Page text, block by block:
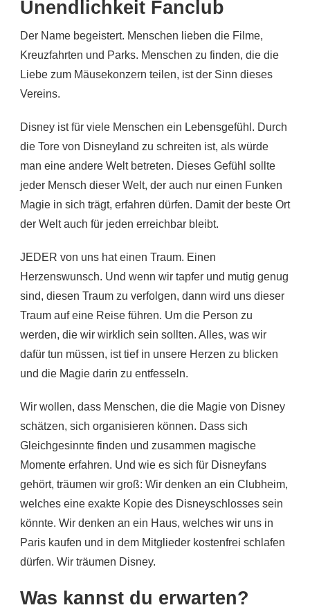
Unendlichkeit Fanclub
Der Name begeistert. Menschen lieben die Filme,
Kreuzfahrten und Parks. Menschen zu finden, die die
Liebe zum Mäusekonzern teilen, ist der Sinn dieses
Vereins.
Disney ist für viele Menschen ein Lebensgefühl. Durch
die Tore von Disneyland zu schreiten ist, als würde
man eine andere Welt betreten. Dieses Gefühl sollte
jeder Mensch dieser Welt, der auch nur einen Funken
Magie in sich trägt, erfahren dürfen. Damit der beste Ort
der Welt auch für jeden erreichbar bleibt.
JEDER von uns hat einen Traum. Einen
Herzenswunsch. Und wenn wir tapfer und mutig genug
sind, diesen Traum zu verfolgen, dann wird uns dieser
Traum auf eine Reise führen. Um die Person zu
werden, die wir wirklich sein sollten. Alles, was wir
dafür tun müssen, ist tief in unsere Herzen zu blicken
und die Magie darin zu entfesseln.
Wir wollen, dass Menschen, die die Magie von Disney
schätzen, sich organisieren können. Dass sich
Gleichgesinnte finden und zusammen magische
Momente erfahren. Und wie es sich für Disneyfans
gehört, träumen wir groß: Wir denken an ein Clubheim,
welches eine exakte Kopie des Disneyschlosses sein
könnte. Wir denken an ein Haus, welches wir uns in
Paris kaufen und in dem Mitglieder kostenfrei schlafen
dürfen. Wir träumen Disney.
Was kannst du erwarten?